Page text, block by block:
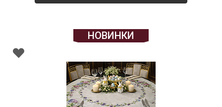
НОВИНКИ